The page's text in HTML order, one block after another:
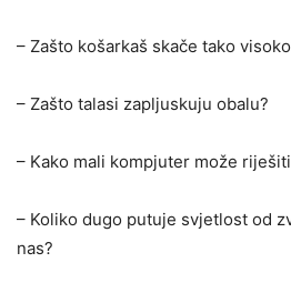
– Zašto košarkaš skače tako
– Zašto talasi zapljuskuju obalu?
– Kako mali kompjuter može
– Koliko dugo putuje svjetlost od
nas?